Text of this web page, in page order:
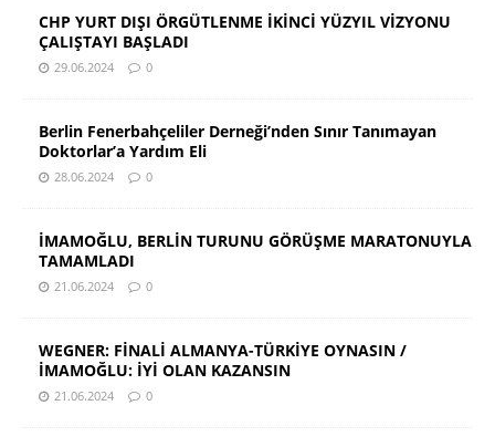
CHP YURT DIŞI ÖRGÜTLENME İKİNCİ YÜZYIL VİZYONU
ÇALIŞTAYI BAŞLADI
29.06.2024 0
Berlin Fenerbahçeliler Derneği’nden Sınır Tanımayan
Doktorlar’a Yardım Eli
28.06.2024 0
İMAMOĞLU, BERLİN TURUNU GÖRÜŞME MARATONUYLA
TAMAMLADI
21.06.2024 0
WEGNER: FİNALİ ALMANYA-TÜRKİYE OYNASIN /
İMAMOĞLU: İYİ OLAN KAZANSIN
21.06.2024 0